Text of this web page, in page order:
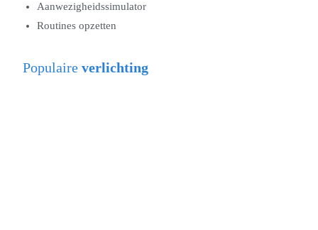
Aanwezigheidssimulator
Routines opzetten
Populaire verlichting